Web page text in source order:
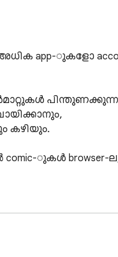
അധിക app-ുകളോ
പിന്തുണക്കുന്നു.
കഴിയും.
comic-ുകൾ